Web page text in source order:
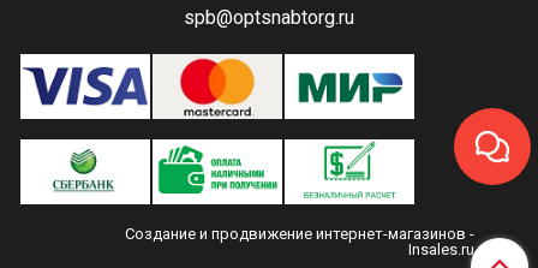
spb@optsnabtorg.ru
Создание и продвижение интернет-магазинов -
Insales.ru